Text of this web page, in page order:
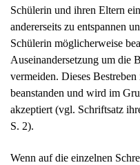
Schülerin und ihren Eltern
andererseits zu entspannen
Schülerin möglicherweise
Auseinandersetzung um die
vermeiden. Dieses
beanstanden und wird im
akzeptiert (vgl. Schriftsatz
S. 2).
Wenn auf die einzelnen